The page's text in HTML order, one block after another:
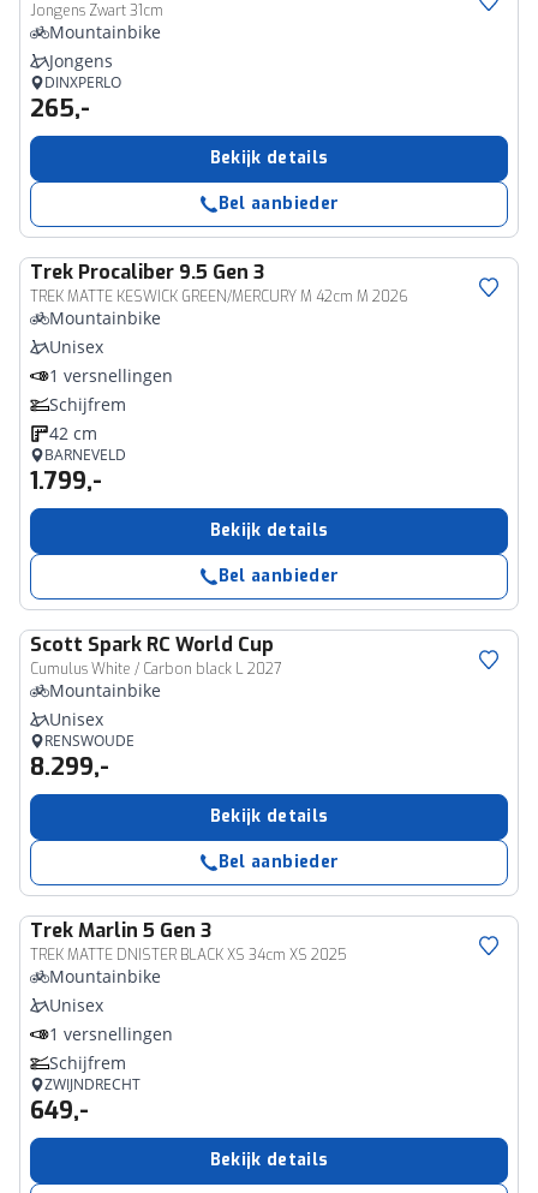
Jongens Zwart 31cm
Mountainbike
Jongens
DINXPERLO
265,-
Bekijk details
Bel aanbieder
Trek Procaliber 9.5 Gen 3
TREK MATTE KESWICK GREEN/MERCURY M 42cm M 2026
Mountainbike
Unisex
1 versnellingen
Schijfrem
42 cm
BARNEVELD
1.799,-
Bekijk details
Bel aanbieder
Scott Spark RC World Cup
Cumulus White / Carbon black L 2027
Mountainbike
Unisex
RENSWOUDE
8.299,-
Bekijk details
Bel aanbieder
TrekMarlin 5 Gen 3
TREK MATTE DNISTER BLACK XS 34cm XS 2025
Mountainbike
Unisex
1 versnellingen
Schijfrem
ZWIJNDRECHT
649,-
Bekijk details